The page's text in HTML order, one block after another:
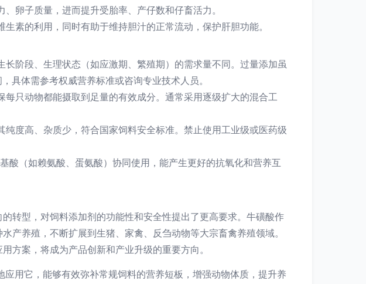
卵子质量，进而提升受胎率、产仔数和仔畜活力。
素的利用，同时有助于维持胆汁的正常流动，保护肝胆功能。
阶段、生理状态（如应激期、繁殖期）的需求量不同。过量添加虽
具体需参考权威营养标准或咨询专业技术人员。
只动物都能摄取到足量的有效成分。通常采用逐级扩大的混合工
度高、杂质少，符合国家饲料安全标准。禁止使用工业级或医药级
酸（如赖氨酸、蛋氨酸）协同使用，能产生更好的抗氧化和营养互
转型，对饲料添加剂的功能性和安全性提出了更高要求。牛磺酸作
产养殖，不断扩展到生猪、家禽、反刍动物等大宗畜禽养殖领域。
方案，将成为产品创新和产业升级的重要方向。
用它，能够有效弥补常规饲料的营养短板，增强动物体质，提升养